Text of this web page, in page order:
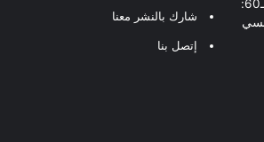
مهرجان الحمامات الدولي في دورته الـ60:
شارك بالنشر معنا
إتصل بنا